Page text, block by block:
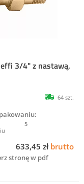
3/4" z nastawą,
64 szt.
5
633,45 zł brutto
stronę w pdf